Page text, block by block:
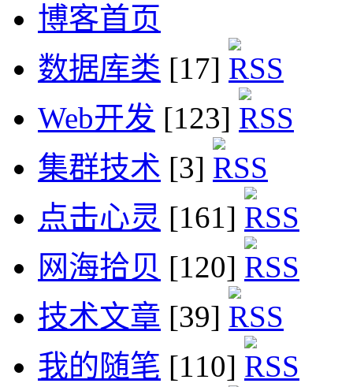
博客首页
数据库类 [17]
Web开发 [123]
集群技术 [3]
点击心灵 [161]
网海拾贝 [120]
技术文章 [39]
我的随笔 [110]